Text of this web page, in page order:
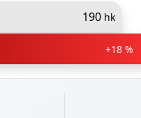
190 hk
+18 %